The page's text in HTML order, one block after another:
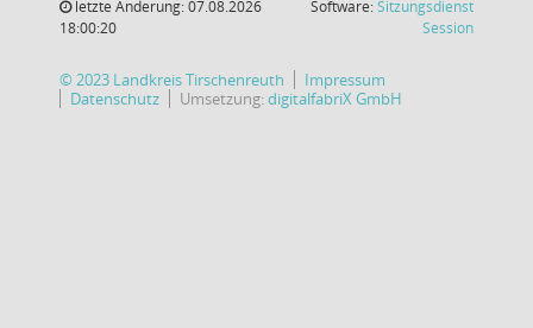
letzte Änderung: 07.08.2026
18:00:20
Software:Sitzungsdienst
Session(Wird in
© 2023 Landkreis Tirschenreuth
Impressum
Datenschutz
Umsetzung:digitalfabriX GmbH